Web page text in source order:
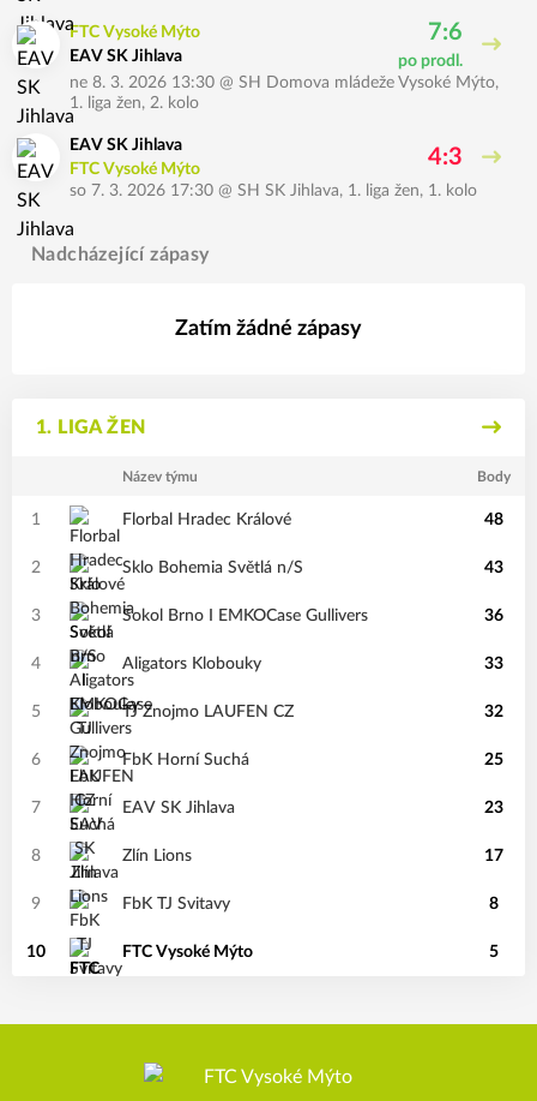
FTC Vysoké Mýto
EAV SK Jihlava
7:6
po prodl.
ne 8. 3. 2026 13:30 @ SH Domova mládeže Vysoké Mýto,
1. liga žen, 2. kolo
EAV SK Jihlava
FTC Vysoké Mýto
4:3
so 7. 3. 2026 17:30 @ SH SK Jihlava, 1. liga žen, 1. kolo
Nadcházející zápasy
Zatím žádné zápasy
1. LIGA ŽEN
Název týmu Body
1 Florbal Hradec Králové 48
2 Sklo Bohemia Světlá n/S 43
3 Sokol Brno I EMKOCase Gullivers 36
4 Aligators Klobouky 33
5 TJ Znojmo LAUFEN CZ 32
6 FbK Horní Suchá 25
7 EAV SK Jihlava 23
8 Zlín Lions 17
9 FbK TJ Svitavy 8
10 FTC Vysoké Mýto 5